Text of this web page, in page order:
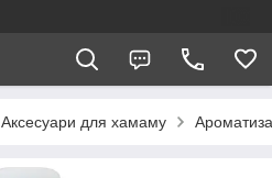
Аксесуари для хамаму